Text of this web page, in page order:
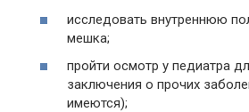
исследовать внутреннюю
мешка;
пройти осмотр у педиатра
заключения о прочих
имеются);